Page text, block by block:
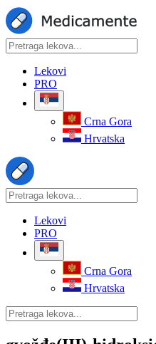
Lekovi
PRO
Crna Gora
Hrvatska
Lekovi
PRO
Crna Gora
Hrvatska